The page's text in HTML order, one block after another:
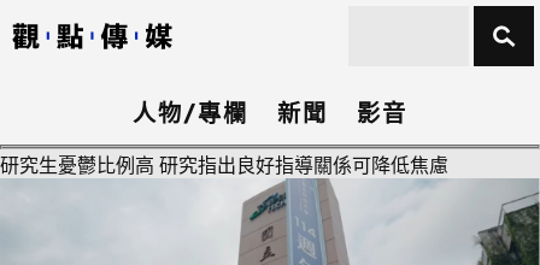
人物/專欄 新聞 影音
研究生憂鬱比例高 研究指出良好指導關係可降低焦慮